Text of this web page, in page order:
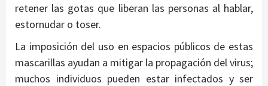
retener las gotas que liberan las personas al hablar,
estornudar o toser.
La imposición del uso en espacios públicos de estas
mascarillas ayudan a mitigar la propagación del virus;
muchos individuos pueden estar infectados y ser